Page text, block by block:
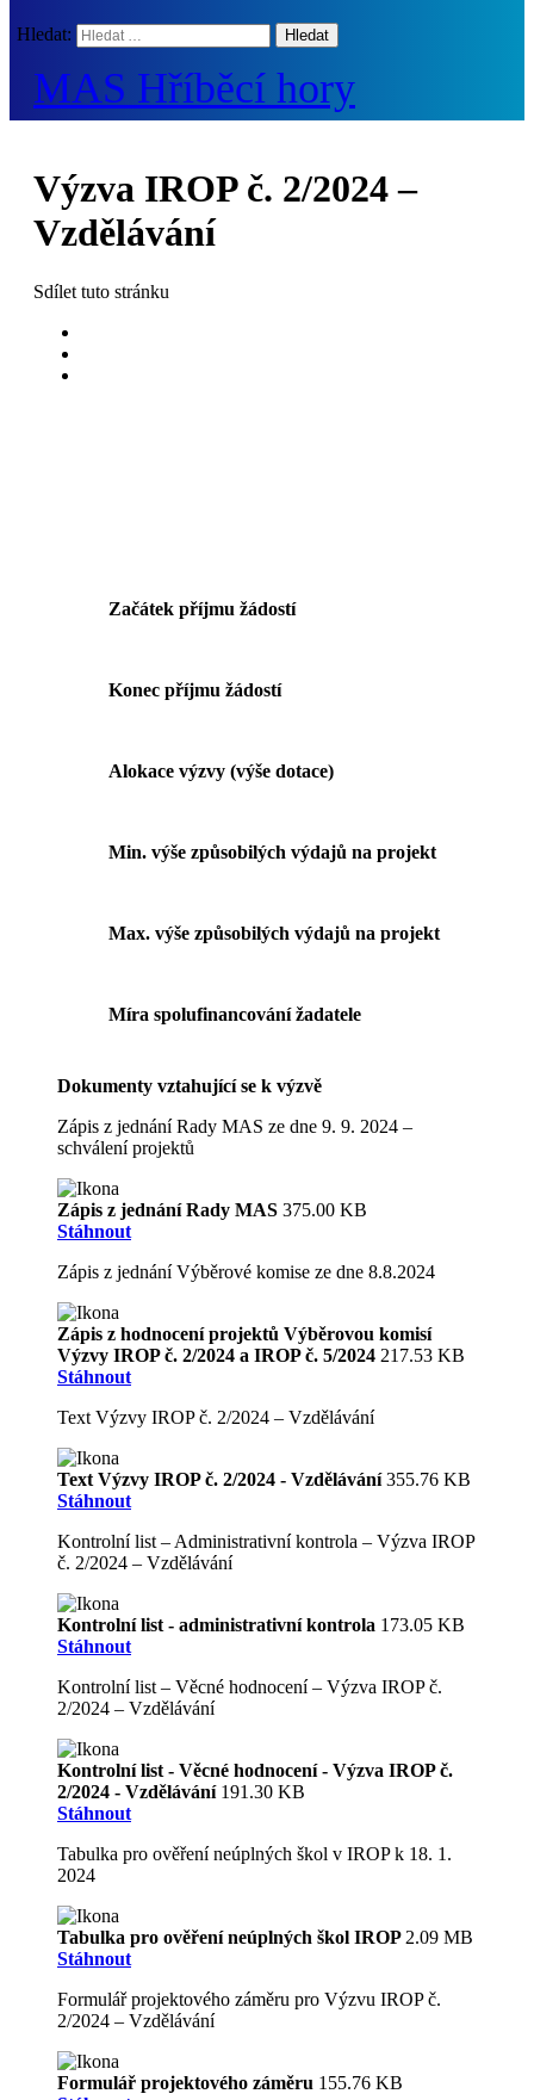
Hledat:
MAS Hříběcí hory
Výzva IROP č. 2/2024 –
Vzdělávání
Sdílet tuto stránku
Začátek příjmu žádostí
Konec příjmu žádostí
Alokace výzvy (výše dotace)
Min. výše způsobilých výdajů na projekt
Max. výše způsobilých výdajů na projekt
Míra spolufinancování žadatele
Dokumenty vztahující se k výzvě
Zápis z jednání Rady MAS ze dne 9. 9. 2024 –
schválení projektů
Zápis z jednání Rady MAS 375.00 KB
Stáhnout
Zápis z jednání Výběrové komise ze dne 8.8.2024
Zápis z hodnocení projektů Výběrovou komisí
Výzvy IROP č. 2/2024 a IROP č. 5/2024 217.53 KB
Stáhnout
Text Výzvy IROP č. 2/2024 – Vzdělávání
Text Výzvy IROP č. 2/2024 - Vzdělávání355.76 KB
Stáhnout
Kontrolní list – Administrativní kontrola – Výzva IROP
č. 2/2024 – Vzdělávání
Kontrolní list - administrativní kontrola 173.05 KB
Stáhnout
Kontrolní list – Věcné hodnocení – Výzva IROP č.
2/2024 – Vzdělávání
Kontrolní list - Věcné hodnocení - Výzva IROP č.
2/2024 - Vzdělávání 191.30 KB
Stáhnout
Tabulka pro ověření neúplných škol v IROP k 18. 1.
2024
Tabulka pro ověření neúplných škol IROP 2.09 MB
Stáhnout
Formulář projektového záměru pro Výzvu IROP č.
2/2024 – Vzdělávání
Formulář projektového záměru 155.76 KB